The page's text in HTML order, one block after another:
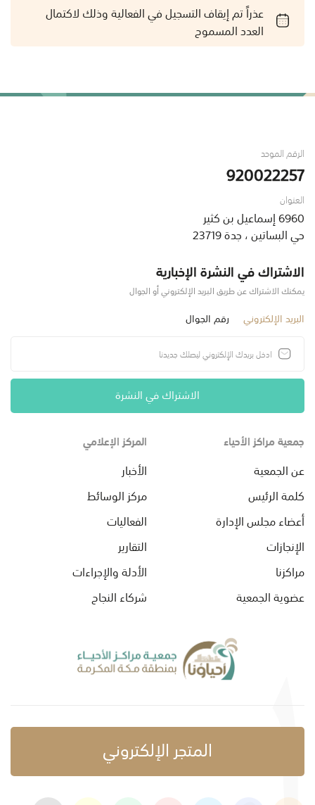
عذراً تم إيقاف التسجيل في الفعالية وذلك لاكتمال
العدد المسموح
الرقم الموحد
920022257
العنوان
6960 إسماعيل بن كثير
حي البساتين ، جدة 23719
الاشتراك في النشرة الإخبارية
يمكنك الاشتراك عن طريق البريد الإلكتروني أو الجوال
البريد الإلكتروني رقم الجوال
الاشتراك في النشرة
جمعية مراكز الأحياء
عن الجمعية
كلمة الرئيس
أعضاء مجلس الإدارة
الإنجازات
مراكزنا
عضوية الجمعية
المركز الإعلامي
الأخبار
مركز الوسائط
الفعاليات
التقارير
الأدلة والإجراءات
شركاء النجاح
المتجر الإلكتروني